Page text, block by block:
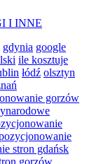
I INNE
gdynia google
ile kosztuje
łódź olsztyn
gorzów
stron gdańsk
gorzów